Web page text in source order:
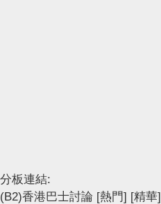
分板連結:
(B2)香港巴士討論 [熱門] [精華]